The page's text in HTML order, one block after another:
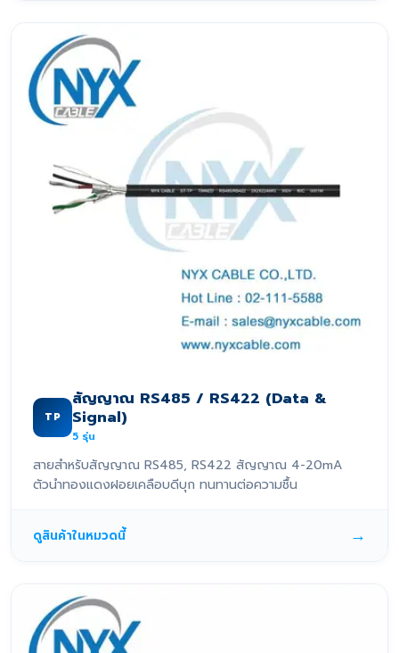
TP
สัญญาณ RS485 / RS422 (Data &
Signal)
5 รุ่น
สายสำหรับสัญญาณ RS485, RS422 สัญญาณ 4-20mA
ตัวนำทองแดงฝอยเคลือบดีบุก ทนทานต่อความชื้น
ดูสินค้าในหมวดนี้ →